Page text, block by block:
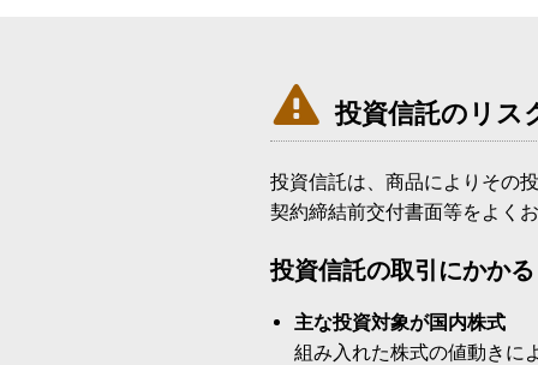
 投資信託のリス
投資信託は、商品によりその
契約締結前交付書面等をよく
投資信託の取引にかか
主な投資対象が国内株式
組み入れた株式の値動きに